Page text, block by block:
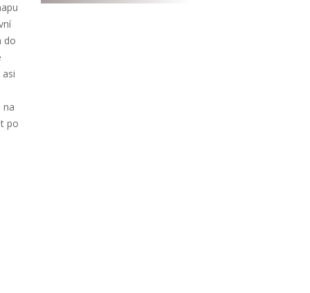
do
na
po